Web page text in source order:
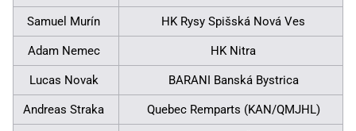
Samuel Murín HK Rysy Spišská Nová Ves
Adam Nemec HK Nitra
Lucas Novak BARANI Banská Bystrica
Andreas Straka Quebec Remparts (KAN/QMJHL)